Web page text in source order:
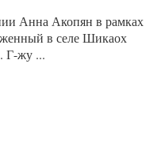
Анна Акопян в рамках
в селе Шикаох
Г-жу ...